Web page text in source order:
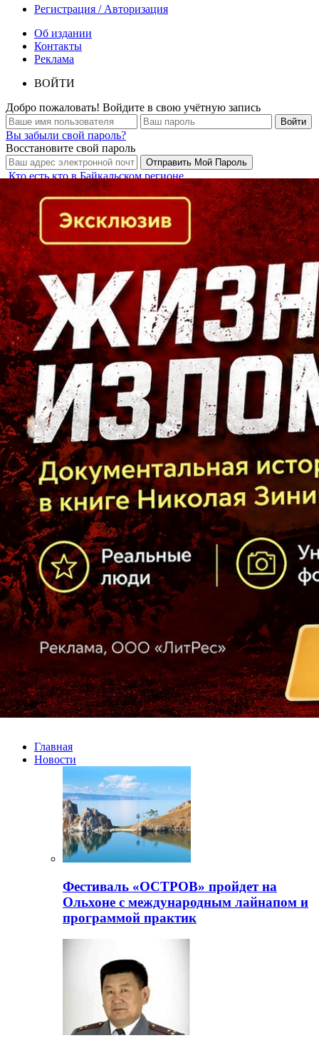
Регистрация / Авторизация
Об издании
Контакты
Реклама
ВОЙТИ
Добро пожаловать! Войдите в свою учётную запись
Вы забыли свой пароль?
Восстановите свой пароль
Кто есть кто в Байкальском регионе
Главная
Новости
Фестиваль «ОСТРОВ» пройдет на
Ольхоне с международным лайнапом и
программой практик